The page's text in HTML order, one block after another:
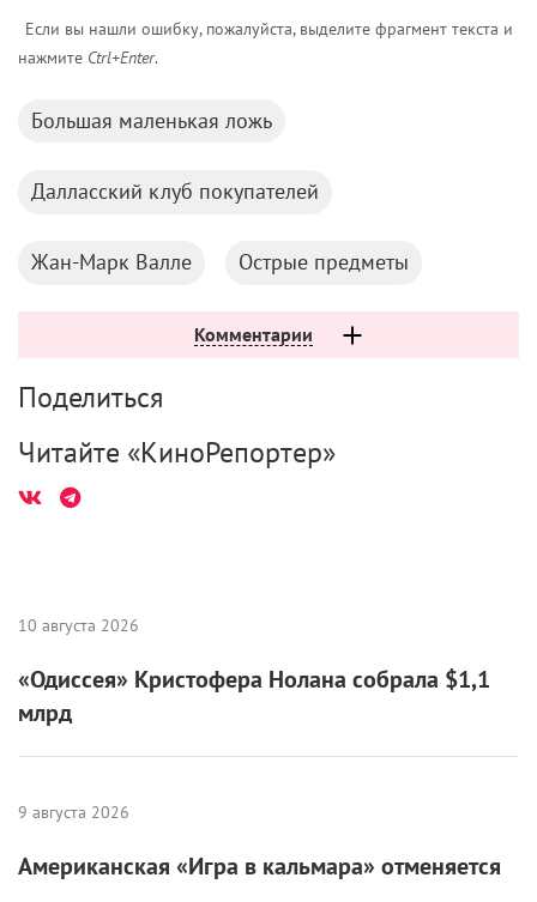
Если вы нашли ошибку, пожалуйста, выделите фрагмент текста и
нажмите Ctrl+Enter.
Большая маленькая ложь
Далласский клуб покупателей
Жан-Марк Валле Острые предметы
Комментарии
Поделиться
Читайте «КиноРепортер»
10 августа 2026
«Одиссея» Кристофера Нолана собрала $1,1
млрд
9 августа 2026
Американская «Игра в кальмара» отменяется